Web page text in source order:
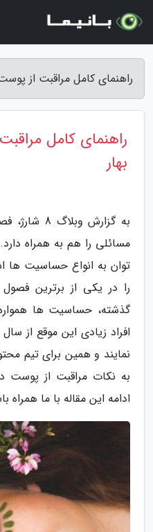
راهنمای کامل مراقبت از پوست
راهنمای کامل
بهار
به گزارش
مسائلی را هم به همراه
توان به انواع حساسیت ها
را در یکی از برترین
گذشته، حساسیت ها
افراد زیادی این موقع از
نمایند و همین برای تیم
به نکات مراقبت از پوست
ادامه این مقاله با ما همراه